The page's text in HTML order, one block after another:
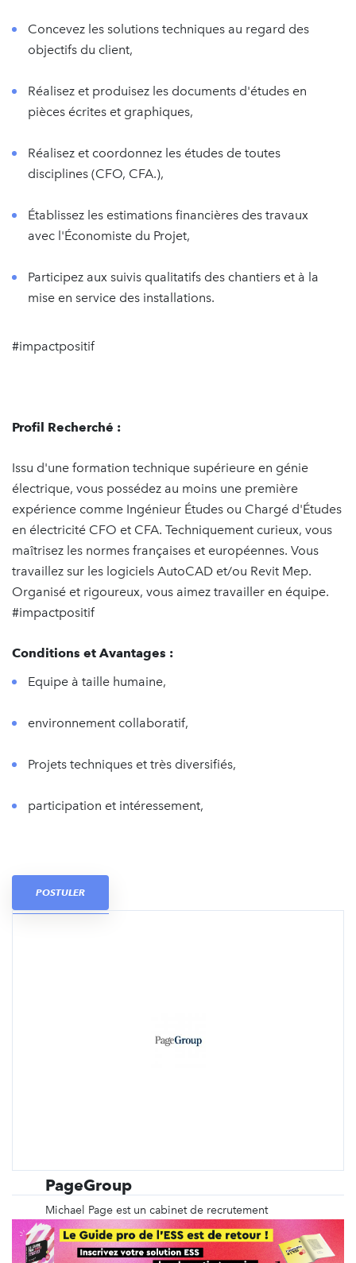
Concevez les solutions techniques au regard des
objectifs du client,
Réalisez et produisez les documents d'études en
pièces écrites et graphiques,
Réalisez et coordonnez les études de toutes
disciplines (CFO, CFA.),
Établissez les estimations financières des travaux
avec l'Économiste du Projet,
Participez aux suivis qualitatifs des chantiers et à la
mise en service des installations.
#impactpositif
Profil Recherché :
Issu d'une formation technique supérieure en génie
électrique, vous possédez au moins une première
expérience comme Ingénieur Études ou Chargé d'Études
en électricité CFO et CFA. Techniquement curieux, vous
maîtrisez les normes françaises et européennes. Vous
travaillez sur les logiciels AutoCAD et/ou Revit Mep.
Organisé et rigoureux, vous aimez travailler en équipe.
#impactpositif
Conditions et Avantages :
Equipe à taille humaine,
environnement collaboratif,
Projets techniques et très diversifiés,
participation et intéressement,
POSTULER
PageGroup
Michael Page est un cabinet de recrutement
spécialisé depuis plus de 40 ans dans le
recrutement en CDI, en intérim, en management de
transition, ainsi que du recrutement de dirigeants et